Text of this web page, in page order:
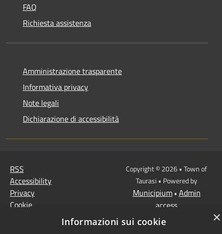
FAQ
Richiesta assistenza
Amministrazione trasparente
Informativa privacy
Note legali
Dichiarazione di accessibilità
RSS
Accessibility
Privacy
Cookie
Copyright © 2026 • Town of
Taurasi • Powered by
Municipium• Admin
access
×
Informazioni sui cookie